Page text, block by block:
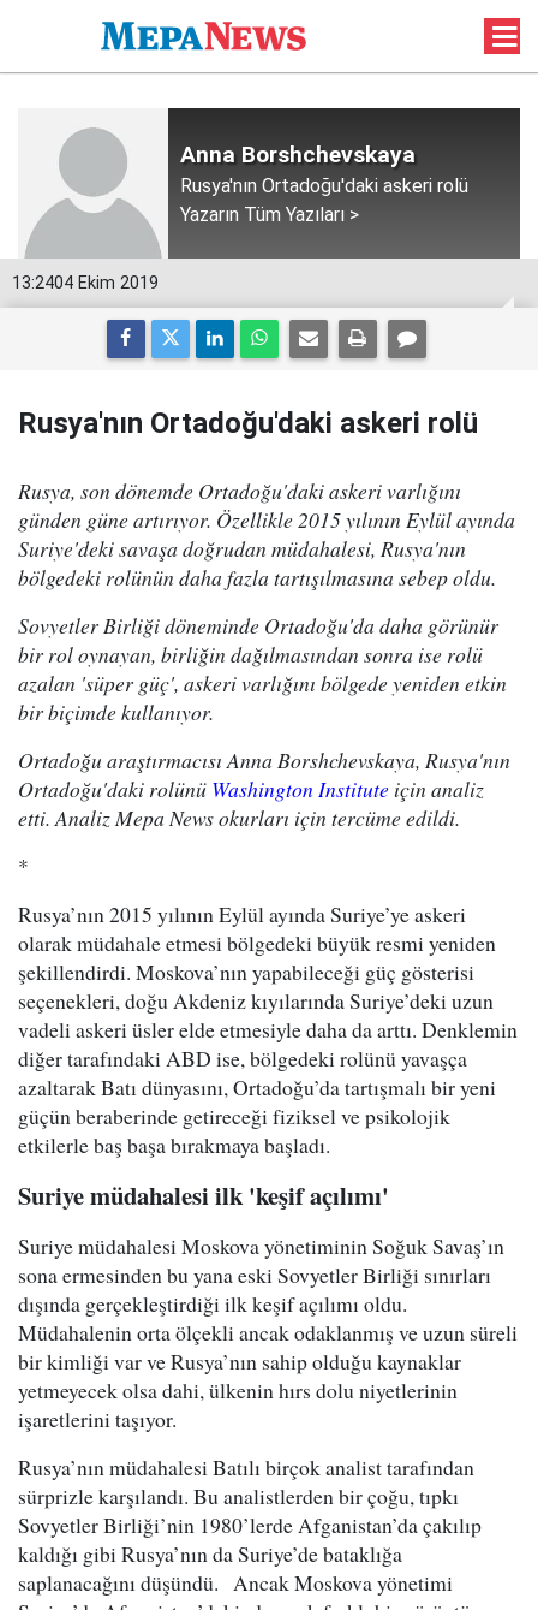
Anna Borshchevskaya
Rusya'nın Ortadoğu'daki askeri rolü
Yazarın Tüm Yazıları >
13:2404 Ekim 2019
Rusya'nın Ortadoğu'daki askeri rolü
Rusya, son dönemde Ortadoğu'daki askeri varlığını
günden güne artırıyor. Özellikle 2015 yılının Eylül ayında
Suriye'deki savaşa doğrudan müdahalesi, Rusya'nın
bölgedeki rolünün daha fazla tartışılmasına sebep oldu.
Sovyetler Birliği döneminde Ortadoğu'da daha görünür
bir rol oynayan, birliğin dağılmasından sonra ise rolü
azalan 'süper güç', askeri varlığını bölgede yeniden etkin
bir biçimde kullanıyor.
Ortadoğu araştırmacısı Anna Borshchevskaya, Rusya'nın
Ortadoğu'daki rolünü Washington Institute için analiz
etti. Analiz Mepa News okurları için tercüme edildi.
*
Rusya’nın 2015 yılının Eylül ayında Suriye’ye askeri
olarak müdahale etmesi bölgedeki büyük resmi yeniden
şekillendirdi. Moskova’nın yapabileceği güç gösterisi
seçenekleri, doğu Akdeniz kıyılarında Suriye’deki uzun
vadeli askeri üsler elde etmesiyle daha da arttı. Denklemin
diğer tarafındaki ABD ise, bölgedeki rolünü yavaşça
azaltarak Batı dünyasını, Ortadoğu’da tartışmalı bir yeni
güçün beraberinde getireceği fiziksel ve psikolojik
etkilerle baş başa bırakmaya başladı.
Suriye müdahalesi ilk 'keşif açılımı'
Suriye müdahalesi Moskova yönetiminin Soğuk Savaş’ın
sona ermesinden bu yana eski Sovyetler Birliği sınırları
dışında gerçekleştirdiği ilk keşif açılımı oldu.
Müdahalenin orta ölçekli ancak odaklanmış ve uzun süreli
bir kimliği var ve Rusya’nın sahip olduğu kaynaklar
yetmeyecek olsa dahi, ülkenin hırs dolu niyetlerinin
işaretlerini taşıyor.
Rusya’nın müdahalesi Batılı birçok analist tarafından
sürprizle karşılandı. Bu analistlerden bir çoğu, tıpkı
Sovyetler Birliği’nin 1980’lerde Afganistan’da çakılıp
kaldığı gibi Rusya’nın da Suriye’de bataklığa
saplanacağını düşündü. Ancak Moskova yönetimi